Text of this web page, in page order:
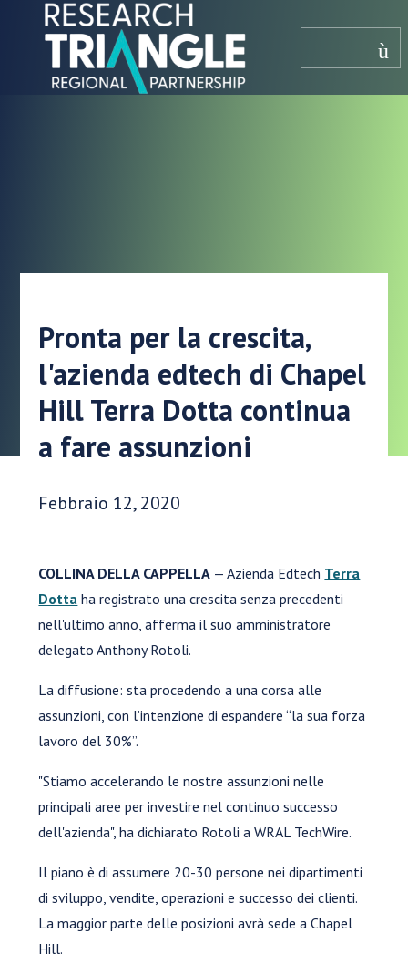
Salta al contenuto
menù
Pronta per la crescita,
l'azienda edtech di Chapel
Hill Terra Dotta continua
a fare assunzioni
Data di pubblicazione:
Febbraio 12, 2020
COLLINA DELLA CAPPELLA — Azienda Edtech Terra
Dotta ha registrato una crescita senza precedenti
nell'ultimo anno, afferma il suo amministratore
delegato Anthony Rotoli.
La diffusione: sta procedendo a una corsa alle
assunzioni, con l’intenzione di espandere “la sua forza
lavoro del 30%”.
"Stiamo accelerando le nostre assunzioni nelle
principali aree per investire nel continuo successo
dell'azienda", ha dichiarato Rotoli a WRAL TechWire.
Il piano è di assumere 20-30 persone nei dipartimenti
di sviluppo, vendite, operazioni e successo dei clienti.
La maggior parte delle posizioni avrà sede a Chapel
Hill.